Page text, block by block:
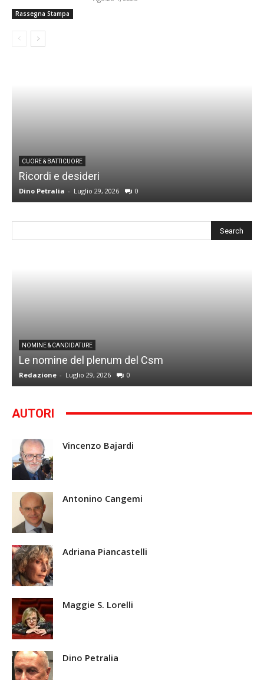
Rassegna Stampa
CUORE & BATTICUORE
Ricordi e desideri
Dino Petralia - Luglio 29, 2026 0
NOMINE & CANDIDATURE
Le nomine del plenum del Csm
Redazione - Luglio 29, 2026 0
AUTORI
Vincenzo Bajardi
Antonino Cangemi
Adriana Piancastelli
Maggie S. Lorelli
Dino Petralia